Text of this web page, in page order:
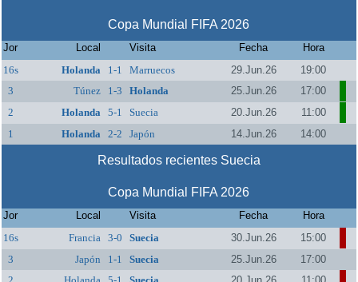
Copa Mundial FIFA 2026
Jor Local Visita Fecha
Hora
16s
Holanda 1-1 Marruecos 29.Jun.26
19:00
3
Túnez 1-3 Holanda 25.Jun.26
17:00
2
Holanda 5-1 Suecia 20.Jun.26
11:00
1
Holanda 2-2 Japón 14.Jun.26 14:00
Resultados recientes Suecia
Copa Mundial FIFA 2026
Jor Local Visita Fecha
Hora
16s
Francia 3-0 Suecia 30.Jun.26
15:00
3
Japón 1-1 Suecia 25.Jun.26
17:00